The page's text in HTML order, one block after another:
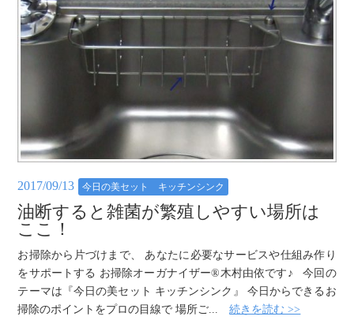
2017/09/13 今日の美セット キッチンシンク
油断すると雑菌が繁殖しやすい場所は
ここ！
お掃除から片づけまで、 あなたに必要なサービスや仕組み作り
をサポートする お掃除オーガナイザー®木村由依です♪ 今回の
テーマは『今日の美セット キッチンシンク』 今日からできるお
掃除のポイントをプロの目線で 場所ご...続きを読む >>